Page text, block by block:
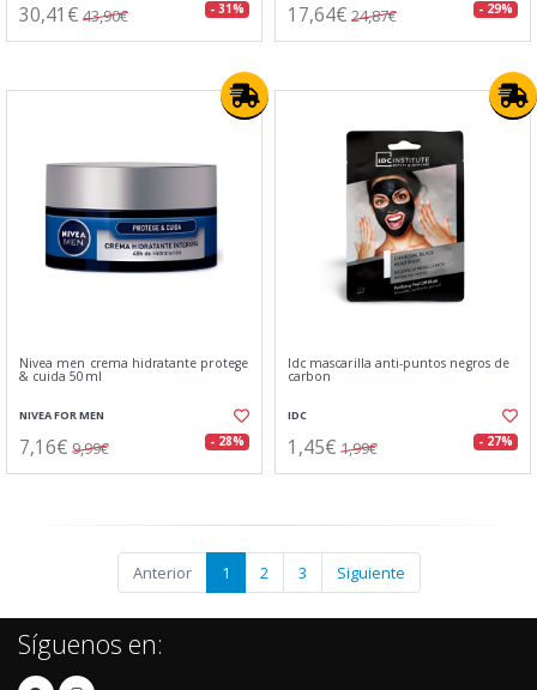
30,41€ 43,90€ - 31% 17,64€ 24,87€ - 29%
Nivea men crema hidratante protege
& cuida 50ml
NIVEA FOR MEN
7,16€ 9,99€ - 28%
Idc mascarilla anti-puntos negros de
carbon
IDC
1,45€ 1,99€ - 27%
Anterior 1 2 3 Siguiente
Síguenos en: